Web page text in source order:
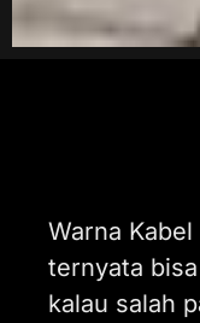
Warna
ternyata
kalau salah